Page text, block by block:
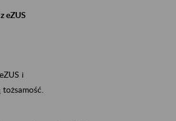
eZUS
i